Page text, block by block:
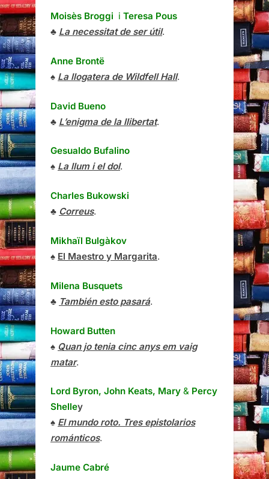
Moisès Broggi i Teresa Pous
♣ La necessitat de ser útil.
Anne Brontë
♠ La llogatera de Wildfell Hall.
David Bueno
♣ L’enigma de la llibertat.
Gesualdo Bufalino
♠ La llum i el dol.
Charles Bukowski
♣ Correus.
Mikhaïl Bulgàkov
♠ El Maestro y Margarita.
Milena Busquets
♣ También esto pasará.
Howard Butten
♠ Quan jo tenia cinc anys em vaig
matar.
Lord Byron, John Keats, Mary & Percy
Shelley
♠ El mundo roto. Tres epistolarios
románticos.
Jaume Cabré